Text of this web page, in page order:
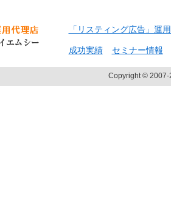
「リスティング広告」運
成功実績 セミナー情報
Copyright © 2007-